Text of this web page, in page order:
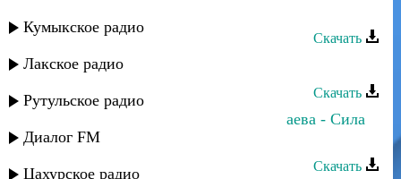
Кумыкское радио
Лакское радио
Рутульское радио
Диалог FM
Цахурское радио
Скачать
Руслан Рамазанов - Аромат любви
Скачать
Руслан Рамазанов и Нурианна Калаева - Сила
любви
Скачать